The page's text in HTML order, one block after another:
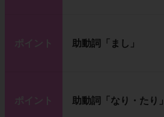
ポイント 助動詞「まし」
ポイント 助動詞「なり・たり」